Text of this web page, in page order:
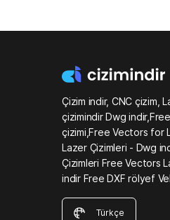
Çizim indir, CNC çizim,
çizimindir Dwg
çizimi,Free Vectors for
Lazer Çizimleri - Dwg
Çizimleri Free Vectors
indir Free DXF rölyef
Türkçe